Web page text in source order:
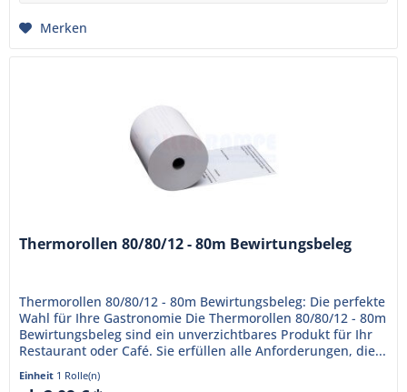
Merken
Thermorollen 80/80/12 - 80m Bewirtungsbeleg
Thermorollen 80/80/12 - 80m Bewirtungsbeleg: Die perfekte
Wahl für Ihre Gastronomie Die Thermorollen 80/80/12 - 80m
Bewirtungsbeleg sind ein unverzichtbares Produkt für Ihr
Restaurant oder Café. Sie erfüllen alle Anforderungen, die...
Einheit 1 Rolle(n)